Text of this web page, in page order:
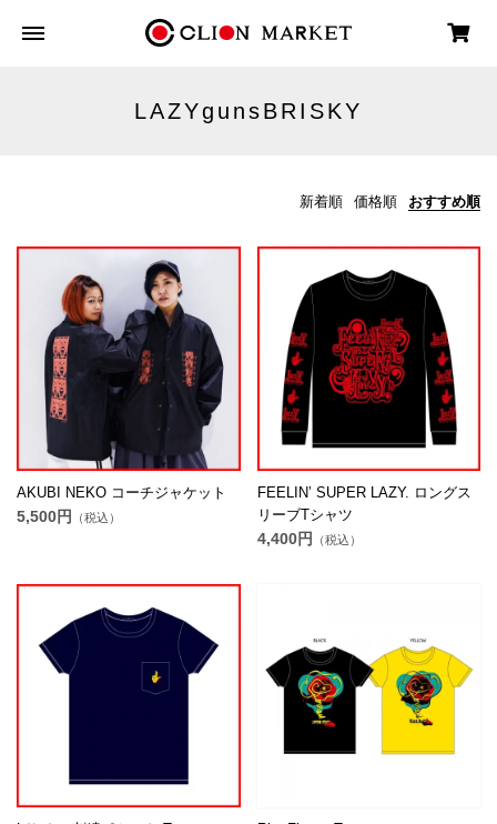
LAZYgunsBRISKY
新着順 価格順 おすすめ順
AKUBI NEKO コーチジャケット
5,500円 （税込）
FEELIN’ SUPER LAZY. ロングス
リーブTシャツ
4,400円 （税込）